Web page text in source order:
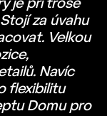
je při troše
za úvahu
Velkou
Navíc
flexibilitu
Domu pro